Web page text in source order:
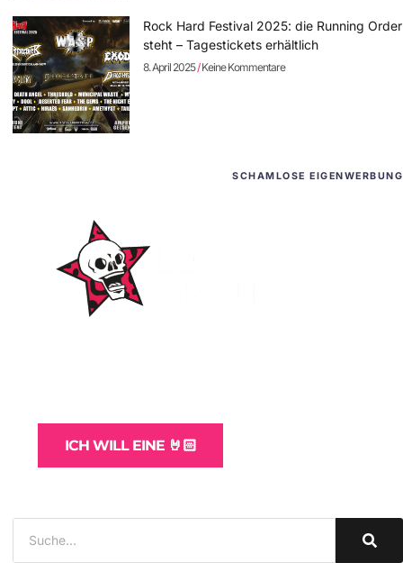
Rock Hard Festival 2025: die Running Order
steht – Tagestickets erhältlich
8. April 2025 Keine Kommentare
SCHAMLOSE EIGENWERBUNG
ICH WILL EINE 🤘🏻